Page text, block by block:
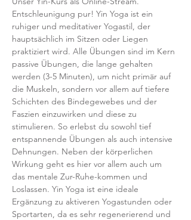
Entschleunigung pur! Yin Yoga ist ein
ruhiger und meditativer Yogastil, der
hauptsächlich im Sitzen oder Liegen
praktiziert wird. Alle Übungen sind im Kern
passive Übungen, die lange gehalten
werden (3-5 Minuten), um nicht primär auf
die Muskeln, sondern vor allem auf tiefere
Schichten des Bindegewebes und der
Faszien einzuwirken und diese zu
stimulieren. So erlebst du sowohl tief
entspannende Übungen als auch intensive
Dehnungen. Neben der körperlichen
Wirkung geht es hier vor allem auch um
das mentale Zur-Ruhe-kommen und
Loslassen. Yin Yoga ist eine ideale
Ergänzung zu aktiveren Yogastunden oder
Sportarten, da es sehr regenerierend und